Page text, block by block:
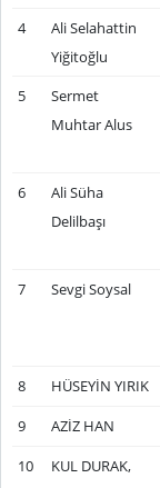
4
Ali Selahattin
Yiğitoğlu
5
Sermet
Muhtar Alus
6
Ali Süha
Delilbaşı
7 Sevgi Soysal
8 HÜSEYİN YIRIK
9 AZİZ HAN
10
KUL DURAK,